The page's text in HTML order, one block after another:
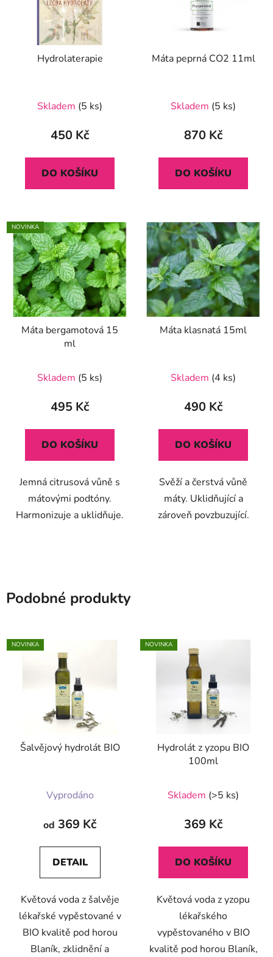
Hydrolaterapie
Skladem (5 ks)
450 Kč
DO KOŠÍKU
Máta peprná CO2 11ml
Skladem (5 ks)
870 Kč
DO KOŠÍKU
NOVINKA
Máta bergamotová 15
ml
hodnocení
produktu
5,0
z
hvězdiček.
Skladem (5 ks)
495 Kč
DO KOŠÍKU
Jemná citrusová vůně s
mátovými podtóny.
Harmonizuje a uklidňuje.
Máta klasnatá 15ml
Skladem (4 ks)
490 Kč
DO KOŠÍKU
Svěží a čerstvá vůně
máty. Uklidňující a
zároveň povzbuzující.
Podobné produkty
NOVINKA
Šalvějový hydrolát BIO
Vyprodáno
od 369 Kč
DETAIL
Květová voda z šalvěje
lékařské vypěstované v
BIO kvalitě pod horou
Blaník, zklidnění a
NOVINKA
Hydrolát z yzopu BIO
100ml
hodnocení
produktu
5,0
z
hvězdiček.
Skladem (>5 ks)
369 Kč
DO KOŠÍKU
Květová voda z yzopu
lékařského
vypěstovaného v BIO
kvalitě pod horou Blaník,